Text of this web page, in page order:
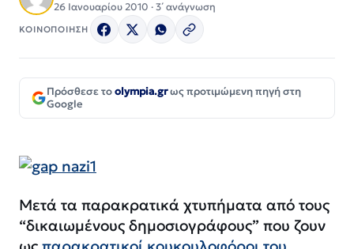
26 Ιανουαρίου 2010 · 3΄ ανάγνωση
ΚΟΙΝΟΠΟΙΗΣΗ
Πρόσθεσε τοolympia.grως προτιμώμενη πηγή στη
Google
Μετά τα παρακρατικά χτυπήματα από τους
“δικαιωμένους δημοσιογράφους” που ζουν